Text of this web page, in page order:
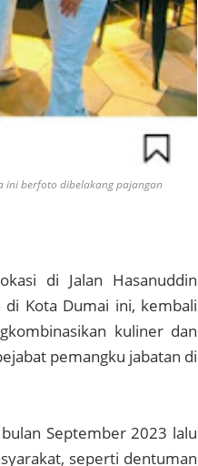
ini berfoto dibelakang pajangan
di Jalan Hasanuddin
Kota Dumai ini, kembali
kuliner dan
pemangku jabatan di
September 2023 lalu
seperti dentuman